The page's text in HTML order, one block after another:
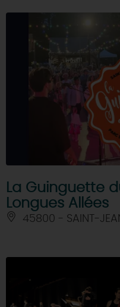
La Guinguette
Longues Allées
45800 - SAINT-